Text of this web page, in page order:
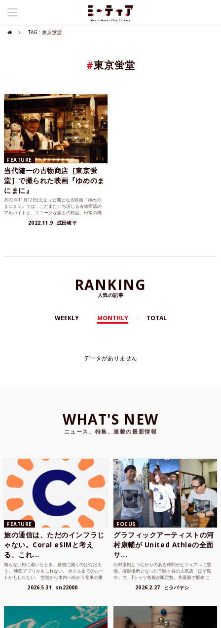
TAG : 東京蛍堂
#東京蛍堂
FEATURE
当代随一の古物商店［東京蛍
堂］で撮られた映画『ゆめのま
にまに』
2022年11月12日(土)より公開となる映画『ゆめの
まにまに』では、こだまたいち演じる古物商店の
アルバイトと、ユニークな客との対話、日常の機
2022.11.9 成田峻平
RANKING
人気の記事
WEEKLY MONTHLY TOTAL
データがありません
WHAT'S NEW
ニュース、特集、連載の最新情報
FEATURE
旅の通信は、ただのインフラじ
ゃない。Coral eSIMと考え
る、これ...
知らない街に着いたとき、最初に開くのは何だろ
う。 地図アプリかもしれない。 ホテルまでのルー
トかもしれない。 空港から市内へ向かう電車の乗
2026.5.31 sn22000
FOCUS
グラフィックアーティストの河
村康輔が United Athleの全面
サ...
河村康輔とつながりのある仲間がビジュアルに登
場。撮影場所となった千駄ヶ谷の人気店「ほそ島
や」で、Tシャツ各種が限定数、先着順で配布 こ
2026.2.27 ヒラバヤシ